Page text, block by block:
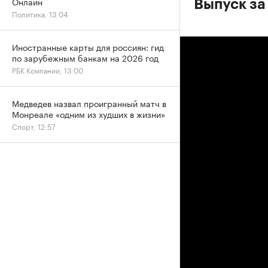
Выпуск
Политика, 13:04
Иностранные карты для россиян: гид
по зарубежным банкам на 2026 год
РБК Компании, 13:00
Медведев назвал проигранный матч в
Монреале «одним из худших в жизни»
Спорт, 12:57